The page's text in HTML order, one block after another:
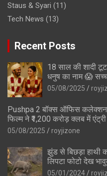
Staus & Syari (11)
Tech News (13)
Recent Posts
18 साल की शादी
धनुष का नाम 😱
05/08/2025
Pushpa 2 बॉक्स ऑफिस कलेक्शन
फिल्म ने ₹1,200 करोड़ क्लब में
05/08/2025 royjizone
झुंड से बिछड़ा हाथी
लिपटा फोटो देख
05/01/2024